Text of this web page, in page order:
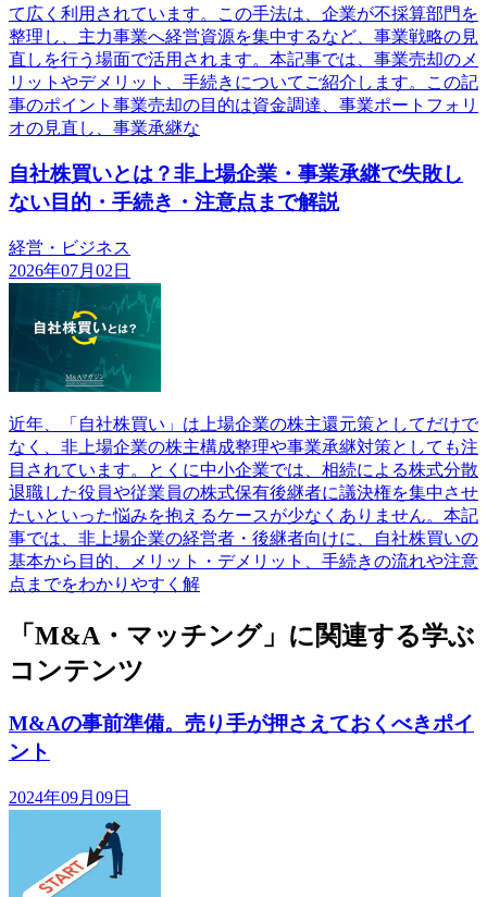
て広く利用されています。この手法は、企業が不採算部門を
整理し、主力事業へ経営資源を集中するなど、事業戦略の見
直しを行う場面で活用されます。本記事では、事業売却のメ
リットやデメリット、手続きについてご紹介します。この記
事のポイント事業売却の目的は資金調達、事業ポートフォリ
オの見直し、事業承継な
自社株買いとは？非上場企業・事業承継で失敗し
ない目的・手続き・注意点まで解説
経営・ビジネス
2026年07月02日
近年、「自社株買い」は上場企業の株主還元策としてだけで
なく、非上場企業の株主構成整理や事業承継対策としても注
目されています。とくに中小企業では、相続による株式分散
退職した役員や従業員の株式保有後継者に議決権を集中させ
たいといった悩みを抱えるケースが少なくありません。本記
事では、非上場企業の経営者・後継者向けに、自社株買いの
基本から目的、メリット・デメリット、手続きの流れや注意
点までをわかりやすく解
「M&A・マッチング」に関連する学ぶ
コンテンツ
M&Aの事前準備。売り手が押さえておくべきポイ
ント
2024年09月09日